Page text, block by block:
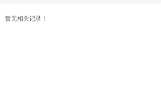
暂无相关记录！